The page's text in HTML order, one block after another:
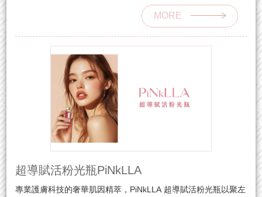
MORE
超導賦活粉光瓶PiNkLLA
專業護膚科技的奢華肌因精萃，PiNkLLA 超導賦活粉光瓶以聚左